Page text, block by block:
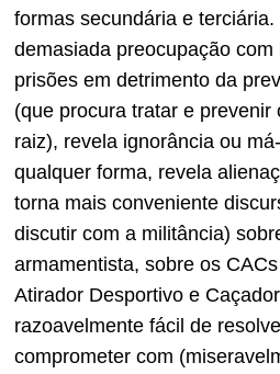
formas secundária e terciária.
demasiada preocupação
prisões em detrimento da
(que procura tratar e prevenir
raiz), revela ignorância ou
qualquer forma, revela
torna mais conveniente
discutir com a militância)
armamentista, sobre os
Atirador Desportivo e
razoavelmente fácil de
comprometer com